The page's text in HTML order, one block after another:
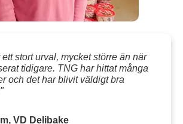
stort urval, mycket större än när
tidigare. TNG har hittat många
och det har blivit väldigt bra
VD Delibake